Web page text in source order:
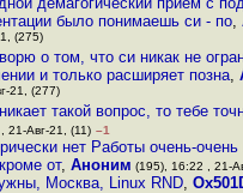
было понимаешь си - по,
(275)
о том, что си никак не
и только расширяет позна,
21, (277)
такой вопрос, то тебе
21-Авг-21, (11) –1
нет Работы очень-
от, Аноним (195), 16:22 , 21-
Москва, Linux RND,